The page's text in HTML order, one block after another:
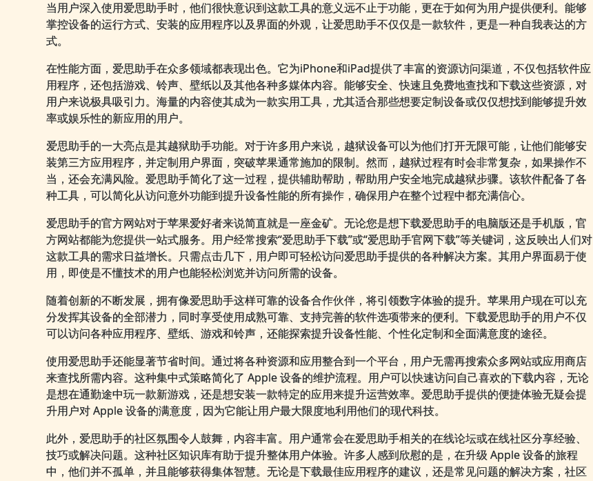
当用户深入使用爱思助手时，他们很快意识到这款工具的意义远不止于功能，更在于如何为用户提供便利。能够
掌控设备的运行方式、安装的应用程序以及界面的外观，让爱思助手不仅仅是一款软件，更是一种自我表达的方
式。
在性能方面，爱思助手在众多领域都表现出色。它为iPhone和iPad提供了丰富的资源访问渠道，不仅包括软件应
用程序，还包括游戏、铃声、壁纸以及其他各种多媒体内容。能够安全、快速且免费地查找和下载这些资源，对
用户来说极具吸引力。海量的内容使其成为一款实用工具，尤其适合那些想要定制设备或仅仅想找到能够提升效
率或娱乐性的新应用的用户。
爱思助手的一大亮点是其越狱助手功能。对于许多用户来说，越狱设备可以为他们打开无限可能，让他们能够安
装第三方应用程序，并定制用户界面，突破苹果通常施加的限制。然而，越狱过程有时会非常复杂，如果操作不
当，还会充满风险。爱思助手简化了这一过程，提供辅助帮助，帮助用户安全地完成越狱步骤。该软件配备了各
种工具，可以简化从访问意外功能到提升设备性能的所有操作，确保用户在整个过程中都充满信心。
爱思助手的官方网站对于苹果爱好者来说简直就是一座金矿。无论您是想下载爱思助手的电脑版还是手机版，官
方网站都能为您提供一站式服务。用户经常搜索“爱思助手下载”或“爱思助手官网下载”等关键词，这反映出人们对
这款工具的需求日益增长。只需点击几下，用户即可轻松访问爱思助手提供的各种解决方案。其用户界面易于使
用，即使是不懂技术的用户也能轻松浏览并访问所需的设备。
随着创新的不断发展，拥有像爱思助手这样可靠的设备合作伙伴，将引领数字体验的提升。苹果用户现在可以充
分发挥其设备的全部潜力，同时享受使用成熟可靠、支持完善的软件选项带来的便利。下载爱思助手的用户不仅
可以访问各种应用程序、壁纸、游戏和铃声，还能探索提升设备性能、个性化定制和全面满意度的途径。
使用爱思助手还能显著节省时间。通过将各种资源和应用整合到一个平台，用户无需再搜索众多网站或应用商店
来查找所需内容。这种集中式策略简化了 Apple 设备的维护流程。用户可以快速访问自己喜欢的下载内容，无论
是想在通勤途中玩一款新游戏，还是想安装一款特定的应用来提升运营效率。爱思助手提供的便捷体验无疑会提
升用户对 Apple 设备的满意度，因为它能让用户最大限度地利用他们的现代科技。
此外，爱思助手的社区氛围令人鼓舞，内容丰富。用户通常会在爱思助手相关的在线论坛或在线社区分享经验、
技巧或解决问题。这种社区知识库有助于提升整体用户体验。许多人感到欣慰的是，在升级 Apple 设备的旅程
中，他们并不孤单，并且能够获得集体智慧。无论是下载最佳应用程序的建议，还是常见问题的解决方案，社区